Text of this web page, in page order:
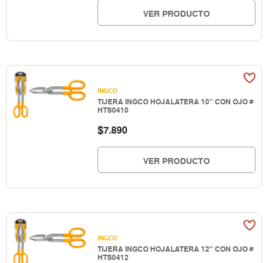
VER PRODUCTO
INGCO
TIJERA INGCO HOJALATERA 10" CON OJO #
HTS0410
$7.890
VER PRODUCTO
INGCO
TIJERA INGCO HOJALATERA 12" CON OJO #
HTS0412